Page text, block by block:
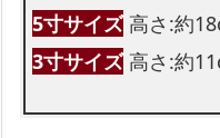
5寸サイズ 高さ:約
3寸サイズ 高さ:約